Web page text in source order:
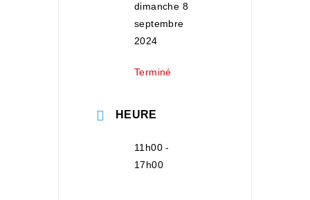
dimanche 8
septembre
2024
Terminé
HEURE
11h00 -
17h00